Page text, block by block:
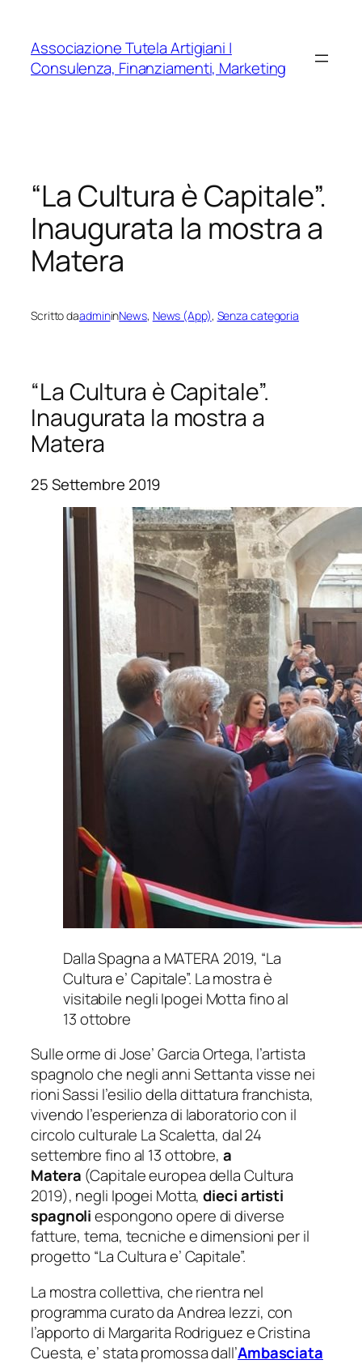
contenuto
Associazione Tutela Artigiani |
Consulenza, Finanziamenti, Marketing
“La Cultura è Capitale”.
Inaugurata la mostra a
Matera
Scritto daadmininNews, News (App), Senza categoria
“La Cultura è Capitale”.
Inaugurata la mostra a
Matera
25 Settembre 2019
Dalla Spagna a MATERA 2019, “La
Cultura e’ Capitale”. La mostra è
visitabile negli Ipogei Motta fino al
13 ottobre
Sulle orme di Jose’ Garcia Ortega, l’artista
spagnolo che negli anni Settanta visse nei
rioni Sassi l’esilio della dittatura franchista,
vivendo l’esperienza di laboratorio con il
circolo culturale La Scaletta, dal 24
settembre fino al 13 ottobre, a
Matera (Capitale europea della Cultura
2019), negli Ipogei Motta,dieci artisti
spagnoliespongono opere di diverse
fatture, tema, tecniche e dimensioni per il
progetto “La Cultura e’ Capitale”.
La mostra collettiva, che rientra nel
programma curato da Andrea Iezzi, con
l’apporto di Margarita Rodriguez e Cristina
Cuesta, e’ stata promossa dall’Ambasciata